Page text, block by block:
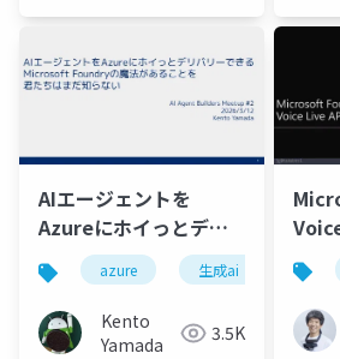
AIエージェントを
Azureにホイっとデリ
バリーできる
Microsoft Foundryの
魔法があることを君た
ちはまだ知らない
azure 生成ai .net
Kento
Yamada
3.5K
ュー